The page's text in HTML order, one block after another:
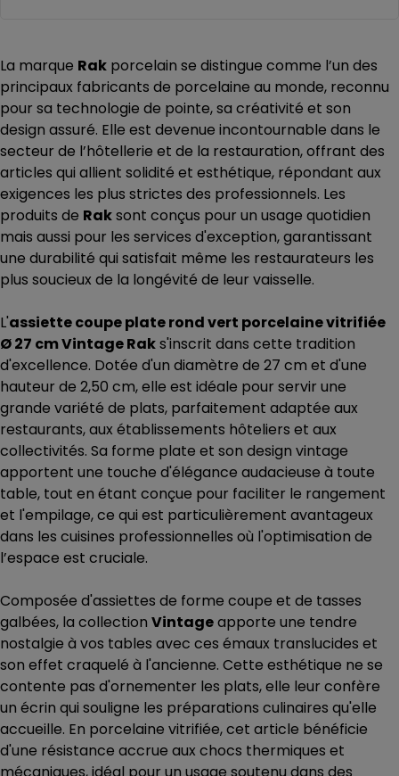
La marque Rak porcelain se distingue comme l’un des
principaux fabricants de porcelaine au monde, reconnu
pour sa technologie de pointe, sa créativité et son
design assuré. Elle est devenue incontournable dans le
secteur de l’hôtellerie et de la restauration, offrant des
articles qui allient solidité et esthétique, répondant aux
exigences les plus strictes des professionnels. Les
produits de Raksont conçus pour un usage quotidien
mais aussi pour les services d'exception, garantissant
une durabilité qui satisfait même les restaurateurs les
plus soucieux de la longévité de leur vaisselle.
L'assiette coupe plate rond vert porcelaine vitrifiée
Ø 27 cm Vintage Raks'inscrit dans cette tradition
d'excellence. Dotée d'un diamètre de 27 cm et d'une
hauteur de 2,50 cm, elle est idéale pour servir une
grande variété de plats, parfaitement adaptée aux
restaurants, aux établissements hôteliers et aux
collectivités. Sa forme plate et son design vintage
apportent une touche d'élégance audacieuse à toute
table, tout en étant conçue pour faciliter le rangement
et l'empilage, ce qui est particulièrement avantageux
dans les cuisines professionnelles où l'optimisation de
l’espace est cruciale.
Composée d'assiettes de forme coupe et de tasses
galbées, la collection Vintageapporte une tendre
nostalgie à vos tables avec ces émaux translucides et
son effet craquelé à l'ancienne. Cette esthétique ne se
contente pas d'ornementer les plats, elle leur confère
un écrin qui souligne les préparations culinaires qu'elle
accueille. En porcelaine vitrifiée, cet article bénéficie
d'une résistance accrue aux chocs thermiques et